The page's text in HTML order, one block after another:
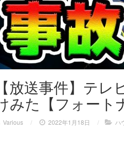
【放送事件】テ
みた【フォート
Various / 2022年1月18日 / ハ